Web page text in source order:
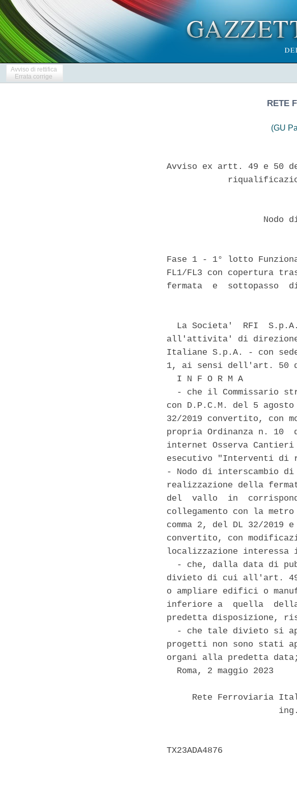
Avviso di rettifica
Errata corrige
RETE
(GU
Avviso ex artt. 49 e 50
Nodo
Fase 1 - 1° lotto
FL1/FL3 con copertura
fermata  e  sottopasso
La Societa'  RFI
all'attivita' di direzione
Italiane S.p.A. - con
1, ai sensi dell'art. 50
  I N F O R M A
- che il Commissario
con D.P.C.M. del 5
32/2019 convertito, con
propria Ordinanza n. 10
internet Osserva
esecutivo "Interventi di
- Nodo di interscambio
realizzazione della
del  vallo  in
collegamento con la
comma 2, del DL 32/
convertito, con
localizzazione interessa
- che, dalla data di
divieto di cui all'art. 49
o ampliare edifici o
inferiore a  quella
predetta disposizione,
- che tale divieto si
progetti non sono stati
organi alla predetta
  Roma, 2 maggio 2023
Rete Ferroviaria